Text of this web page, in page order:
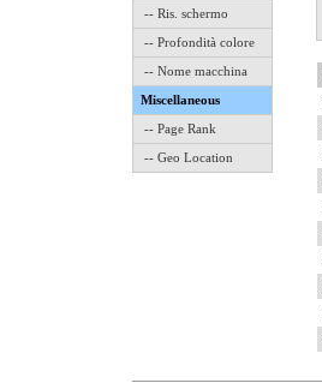
-- Ris. schermo
-- Profondità colore
-- Nome macchina
Miscellaneous
-- Page Rank
-- Geo Location